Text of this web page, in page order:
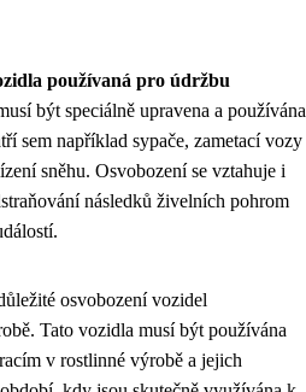
používaná pro údržbu
být speciálně upravena a používána
sem například sypače, zametací vozy
sněhu. Osvobození se vztahuje i
následků živelních pohrom
osvobození vozidel
Tato vozidla musí být používána
v rostlinné výrobě a jejich